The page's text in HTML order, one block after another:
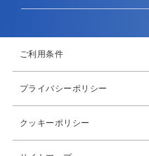
ご利用条件
プライバシーポリシー
クッキーポリシー